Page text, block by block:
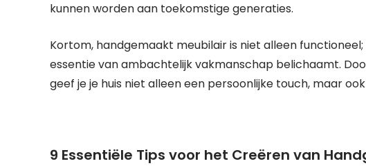
kunnen worden aan toekomstige generaties.
Kortom, handgemaakt meubilair is niet alleen
essentie van ambachtelijk vakmanschap belichaamt.
geef je je huis niet alleen een persoonlijke touch, maar
9 Essentiële Tips voor het Creëren van